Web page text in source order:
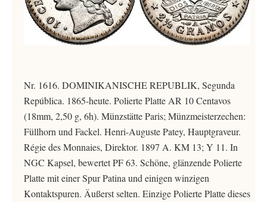
Nr. 1616. DOMINIKANISCHE REPUBLIK, Segunda
República. 1865-heute. Polierte Platte AR 10 Centavos
(18mm, 2,50 g, 6h). Münzstätte Paris; Münzmeisterzechen:
Füllhorn und Fackel. Henri-Auguste Patey, Hauptgraveur.
Régie des Monnaies, Direktor. 1897 A. KM 13; Y 11. In
NGC Kapsel, bewertet PF 63. Schöne, glänzende Polierte
Platte mit einer Spur Patina und einigen winzigen
Kontaktspuren. Äußerst selten. Einzige Polierte Platte dieses